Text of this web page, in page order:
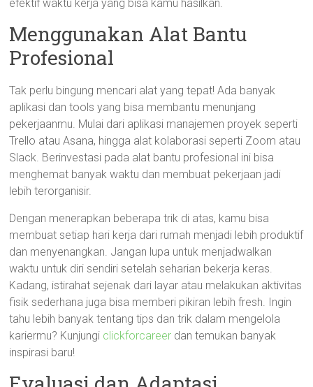
efektif waktu kerja yang bisa kamu hasilkan.
Menggunakan Alat Bantu
Profesional
Tak perlu bingung mencari alat yang tepat! Ada banyak
aplikasi dan tools yang bisa membantu menunjang
pekerjaanmu. Mulai dari aplikasi manajemen proyek seperti
Trello atau Asana, hingga alat kolaborasi seperti Zoom atau
Slack. Berinvestasi pada alat bantu profesional ini bisa
menghemat banyak waktu dan membuat pekerjaan jadi
lebih terorganisir.
Dengan menerapkan beberapa trik di atas, kamu bisa
membuat setiap hari kerja dari rumah menjadi lebih produktif
dan menyenangkan. Jangan lupa untuk menjadwalkan
waktu untuk diri sendiri setelah seharian bekerja keras.
Kadang, istirahat sejenak dari layar atau melakukan aktivitas
fisik sederhana juga bisa memberi pikiran lebih fresh. Ingin
tahu lebih banyak tentang tips dan trik dalam mengelola
kariermu? Kunjungi clickforcareer dan temukan banyak
inspirasi baru!